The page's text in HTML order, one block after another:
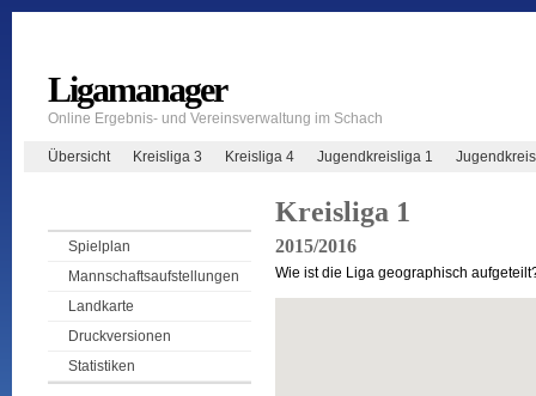
Ligamanager
Online Ergebnis- und Vereinsverwaltung im Schach
Übersicht Kreisliga 3 Kreisliga 4 Jugendkreisliga 1
Spielplan
Mannschaftsaufstellungen
Landkarte
Druckversionen
Statistiken
Kreisliga 1
2015/2016
Wie ist die Liga geographisch